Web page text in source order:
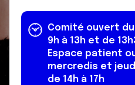
Comité ouvert du
9h à 13h et de
Espace patient
mercredis et
de 14h à 17h